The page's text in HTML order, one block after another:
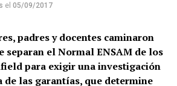
el 05/09/2017
padres y docentes caminaron
separan el Normal ENSAM de los
para exigir una investigación
de las garantías, que determine